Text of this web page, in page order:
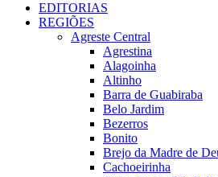
EDITORIAS
REGIÕES
Agreste Central
Agrestina
Alagoinha
Altinho
Barra de Guabiraba
Belo Jardim
Bezerros
Bonito
Brejo da Madre de
Cachoeirinha